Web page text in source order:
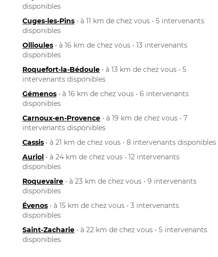
disponibles
Cuges-les-Pins • à 11 km de chez vous • 5 intervenants
disponibles
Ollioules • à 16 km de chez vous • 13 intervenants
disponibles
Roquefort-la-Bédoule • à 13 km de chez vous • 5
intervenants disponibles
Gémenos • à 16 km de chez vous • 6 intervenants
disponibles
Carnoux-en-Provence • à 19 km de chez vous • 7
intervenants disponibles
Cassis • à 21 km de chez vous • 8 intervenants disponibles
Auriol • à 24 km de chez vous • 12 intervenants
disponibles
Roquevaire • à 23 km de chez vous • 9 intervenants
disponibles
Évenos • à 15 km de chez vous • 3 intervenants
disponibles
Saint-Zacharie • à 22 km de chez vous • 5 intervenants
disponibles